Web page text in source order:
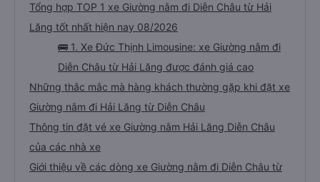
Tổng hợp TOP 1 xe Giường nằm đi Diễn Châu từ Hải
Lăng tốt nhất hiện nay 08/2026
🚌 1. Xe Đức Thịnh Limousine: xe Giường nằm đi
Diễn Châu từ Hải Lăng được đánh giá cao
Những thắc mắc mà hàng khách thường gặp khi đặt xe
Giường nằm đi Hải Lăng từ Diễn Châu
Thông tin đặt vé xe Giường nằm Hải Lăng Diễn Châu
của các nhà xe
Giới thiệu về các dòng xe Giường nằm đi Diễn Châu từ